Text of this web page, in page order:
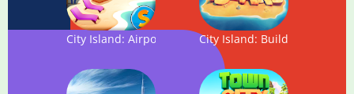
City Island: Airport City Island: Builder Tycoon